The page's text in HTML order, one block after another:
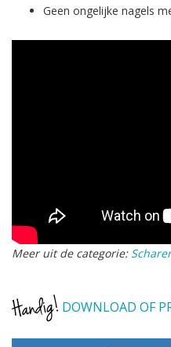
Geen ongelijke nagels
Meer uit de categorie:
DOWNLOAD OF